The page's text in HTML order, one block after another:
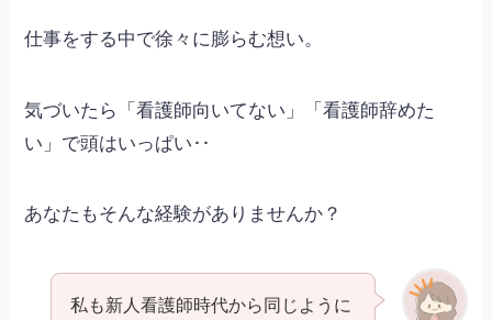
仕事をする中で徐々に膨らむ想い。
気づいたら「看護師向いてない」「看護師辞めた
い」で頭はいっぱい‥
あなたもそんな経験がありませんか？
私も新人看護師時代から同じように